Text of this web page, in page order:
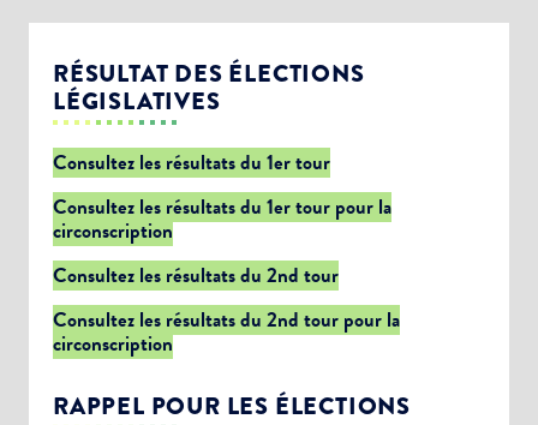
RÉSULTAT DES ÉLECTIONS
LÉGISLATIVES
Consultez les résultats du 1er tour
Consultez les résultats du 1er tour pour la
circonscription
Consultez les résultats du 2nd tour
Consultez les résultats du 2nd tour pour la
circonscription
RAPPEL POUR LES ÉLECTIONS